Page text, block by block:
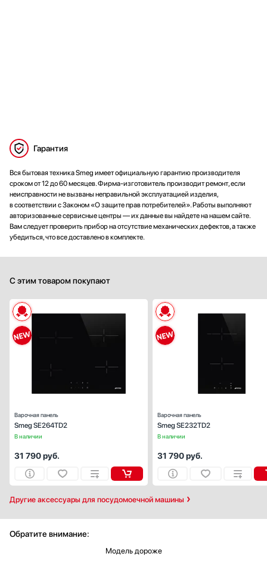
Гарантия
Вся бытовая техника Smeg имеет официальную гарантию производителя
сроком от 12 до 60 месяцев. Фирма-изготовитель производит ремонт, если
неисправности не вызваны неправильной эксплуатацией изделия,
в соответствии с Законом «О защите прав потребителей». Работы выполняют
авторизованные сервисные центры — их данные вы найдете на нашем сайте.
Вам следует проверить прибор на отсутствие механических дефектов, а также
убедиться, что все доставлено в комплекте.
С этим товаром покупают
Другие аксессуары для посудомоечной машины
В наличии
Варочная панель
Smeg SE264TD2
Габариты (ВхШхГ), см:
Цвет :
31 790руб.
В наличии
Варочная панель
Smeg SE232TD2
31 790руб.
Обратите внимание:
Модель дороже